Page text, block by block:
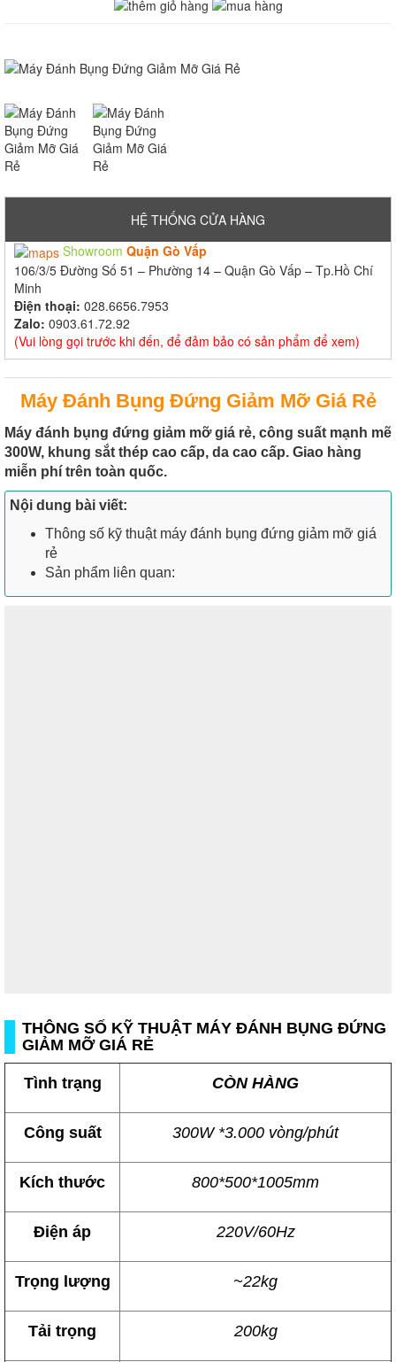
HỆ THỐNG CỬA HÀNG
Showroom Quận Gò Vấp
106/3/5 Đường Số 51 – Phường 14 – Quận Gò Vấp – Tp.Hồ Chí
Minh
Điện thoại: 028.6656.7953
Zalo: 0903.61.72.92
(Vui lòng gọi trước khi đến, để đảm bảo có sản phẩm để xem)
Máy Đánh Bụng Đứng Giảm Mỡ Giá Rẻ
Máy đánh bụng đứng giảm mỡ giá rẻ, công suất mạnh mẽ
300W, khung sắt thép cao cấp, da cao cấp. Giao hàng
miễn phí trên toàn quốc.
Nội dung bài viết:
Thông số kỹ thuật máy đánh bụng đứng giảm mỡ giá
rẻ
Sản phẩm liên quan:
THÔNG SỐ KỸ THUẬT MÁY ĐÁNH BỤNG ĐỨNG
GIẢM MỠ GIÁ RẺ
Tình trạng CÒN HÀNG
Công suất 300W *3.000 vòng/phút
Kích thước 800*500*1005mm
Điện áp 220V/60Hz
Trọng lượng ~22kg
Tải trọng 200kg